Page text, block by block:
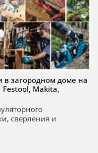
в загородном доме на
Makita,
сверления и